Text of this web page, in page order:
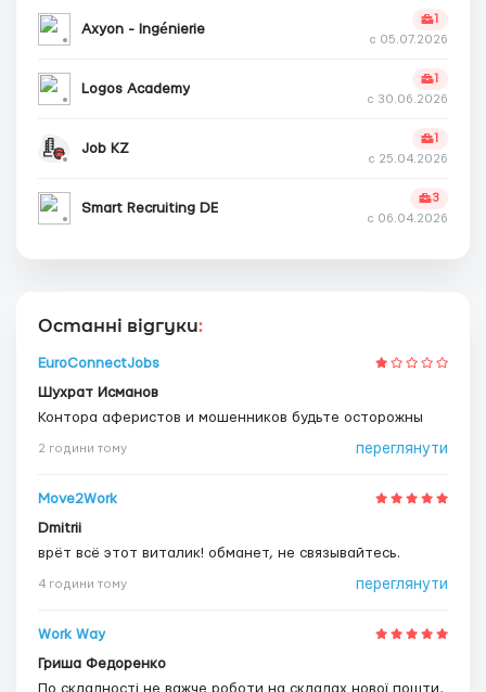
Axyon - Ingénierie
1
с 05.07.2026
Logos Academy
1
с 30.06.2026
Job KZ
1
с 25.04.2026
Smart Recruiting DE
3
с 06.04.2026
Останні відгуки:
EuroConnectJobs
Шухрат Исманов
Контора аферистов и мошенников будьте осторожны
2 години тому переглянути
Move2Work
Dmitrii
врёт всё этот виталик! обманет, не связывайтесь.
4 години тому переглянути
Work Way
Гриша Федоренко
По складності не важче роботи на складах нової пошти,